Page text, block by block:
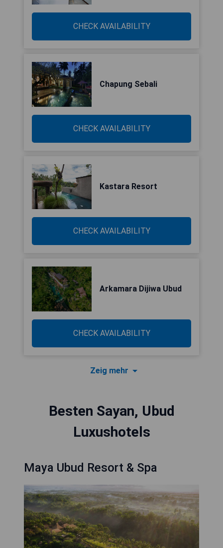
CHECK AVAILABILITY
Chapung Sebali
CHECK AVAILABILITY
Kastara Resort
CHECK AVAILABILITY
Arkamara Dijiwa Ubud
CHECK AVAILABILITY
Zeig mehr
Besten Sayan, Ubud
Luxushotels
Maya Ubud Resort & Spa